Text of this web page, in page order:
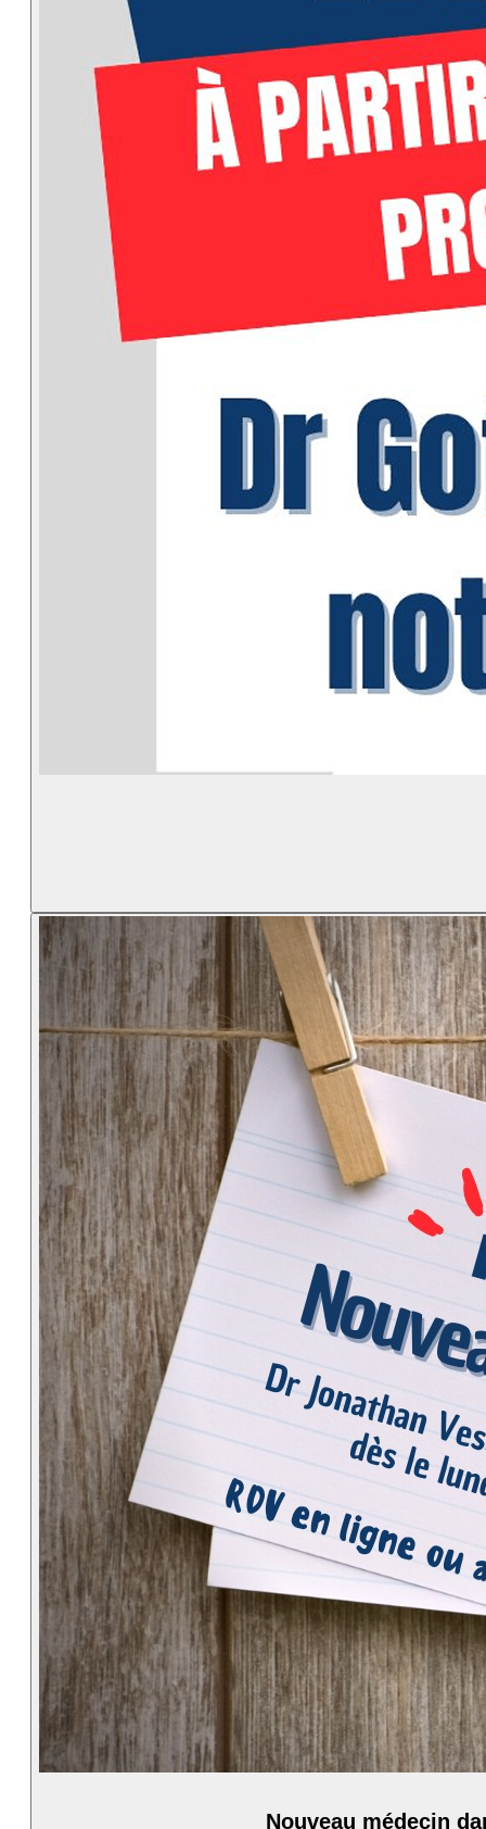
Nouveau médecin